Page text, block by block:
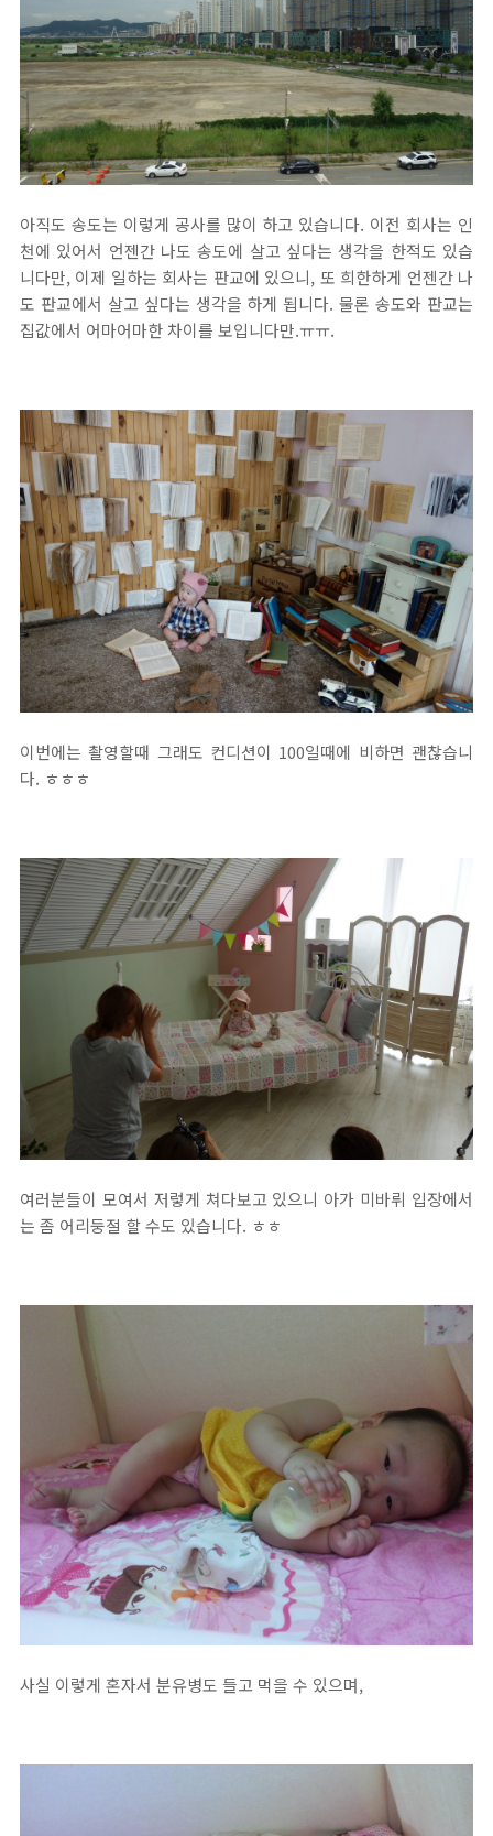
아직도 송도는 이렇게 공사를 많이 하고 있습니다. 이전 회사는 인
천에 있어서 언젠간 나도 송도에 살고 싶다는 생각을 한적도 있습
니다만, 이제 일하는 회사는 판교에 있으니, 또 희한하게 언젠간 나
도 판교에서 살고 싶다는 생각을 하게 됩니다. 물론 송도와 판교는
집값에서 어마어마한 차이를 보입니다만.ㅠㅠ.
이번에는 촬영할때 그래도 컨디션이 100일때에 비하면 괜찮습니
다. ㅎㅎㅎ
여러분들이 모여서 저렇게 쳐다보고 있으니 아가 미바뤼 입장에서
는 좀 어리둥절 할 수도 있습니다. ㅎㅎ
사실 이렇게 혼자서 분유병도 들고 먹을 수 있으며,